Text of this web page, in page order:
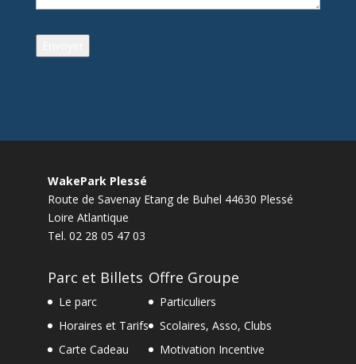
WakePark Plessé
Route de Savenay Etang de Buhel 44630 Plessé
Loire Atlantique
Tel. 02 28 05 47 03
Parc et Billets
Le parc
Horaires et Tarifs
Carte Cadeau
Offre Groupe
Particuliers
Scolaires, Asso, Clubs
Motivation Incentive